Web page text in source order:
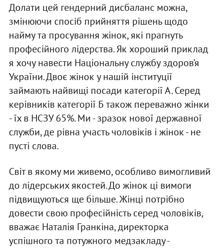
Долати цей гендерний дисбаланс можна,
змінюючи спосіб прийняття рішень щодо
найму та просування жінок, які прагнуть
професійного лідерства. Як хороший приклад
я хочу навести Національну службу здоров’я
України. Двоє жінок у нашій інституції
займають найвищі посади категорії А. Серед
керівників категорії Б також переважно жінки
- їх в НСЗУ 65%. Ми - зразок нової державної
служби, де рівна участь чоловіків і жінок - не
пусті слова.
Світ в якому ми живемо, особливо вимогливий
до лідерських якостей. До жінок ці вимоги
підвищуються ще більше. Жінці потрібно
довести свою професійність серед чоловіків,
вважає Наталія Гранкіна, директорка
успішного та потужного медзакладу -